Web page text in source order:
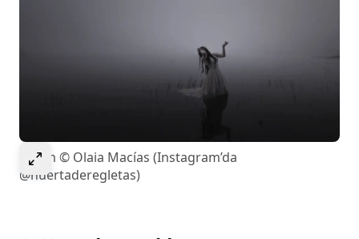
Select to expand image
Resim © Olaia Macías (Instagram’da
@huertaderegletas)